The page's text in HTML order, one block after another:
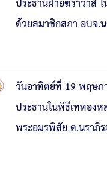
ริมสุขภาพตำบลใน
นการประจำปี รอบ
นการประจำปี
านตามแผนการด
การจัดหาพัสดุราย
หรือการจัดหาพัสดุ
ฒนาทรัพยากรบุค
กรบุคคล
ย No Gift Policy
ริต
ะความโปร่งใสภ
อส่งเสริมคุณธรร
องกันการทุจริต
ด้วยสมาชิกสภา อบจ.
วันอาทิตย์ที่ 19 พฤษภ
ประธานในพิธีเททอง
พระอมรพิสัย ต.นราภิ